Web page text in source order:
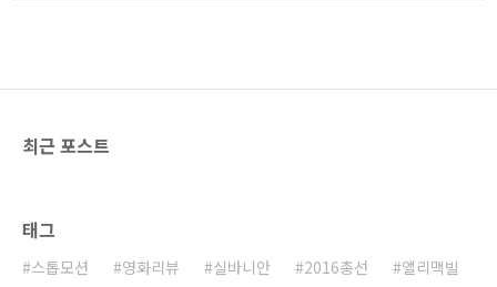
시 하나로 만들어서 자랑스러운 서울 시민의 품으로
최근 포스트
태그
스톱모션 영화리뷰 실바니안 2016총선
앨리맥빌